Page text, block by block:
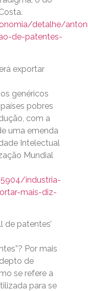
detalhe/
de-patentes-
exportar
genéricos
pobres
com a
uma emenda
Intelectual
Mundial
industria-
mais-diz-
de patentes’
Por mais
de
se refere a
para se